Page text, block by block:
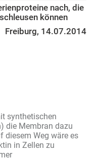
nach, die
können
Freiburg, 14.07.2014
synthetischen
die Membran dazu
diesem Weg wäre es
in Zellen zu